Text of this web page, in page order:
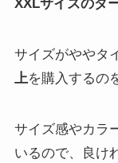
XXLサイズのダ
サイズがややタ
上を購入するの
サイズ感やカラ
いるので、良け